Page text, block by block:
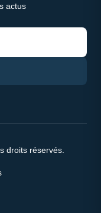
actus
droits réservés.